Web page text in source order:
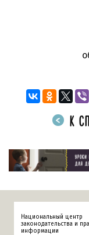
К
Национальный центр
законодательства и
информации